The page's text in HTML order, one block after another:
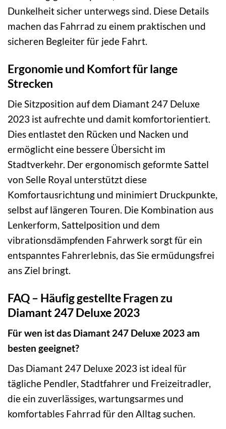
Dunkelheit sicher unterwegs sind. Diese Details
machen das Fahrrad zu einem praktischen und
sicheren Begleiter für jede Fahrt.
Ergonomie und Komfort für lange
Strecken
Die Sitzposition auf dem Diamant 247 Deluxe
2023 ist aufrechte und damit komfortorientiert.
Dies entlastet den Rücken und Nacken und
ermöglicht eine bessere Übersicht im
Stadtverkehr. Der ergonomisch geformte Sattel
von Selle Royal unterstützt diese
Komfortausrichtung und minimiert Druckpunkte,
selbst auf längeren Touren. Die Kombination aus
Lenkerform, Sattelposition und dem
vibrationsdämpfenden Fahrwerk sorgt für ein
entspanntes Fahrerlebnis, das Sie ermüdungsfrei
ans Ziel bringt.
FAQ – Häufig gestellte Fragen zu
Diamant 247 Deluxe 2023
Für wen ist das Diamant 247 Deluxe 2023 am
besten geeignet?
Das Diamant 247 Deluxe 2023 ist ideal für
tägliche Pendler, Stadtfahrer und Freizeitradler,
die ein zuverlässiges, wartungsarmes und
komfortables Fahrrad für den Alltag suchen.